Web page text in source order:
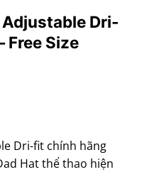
Adjustable Dri-
Free Size
Dri-fit chính hãng
Hat thể thao hiện